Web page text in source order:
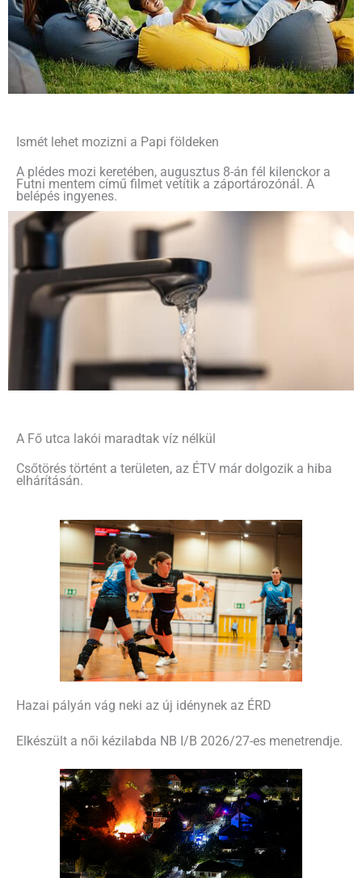
Ismét lehet mozizni a Papi földeken
A plédes mozi keretében, augusztus 8-án fél kilenckor a
Futni mentem című filmet vetítik a záportározónál. A
belépés ingyenes.
A Fő utca lakói maradtak víz nélkül
Csőtörés történt a területen, az ÉTV már dolgozik a hiba
elhárításán.
Hazai pályán vág neki az új idénynek az ÉRD
Elkészült a női kézilabda NB I/B 2026/27-es menetrendje.